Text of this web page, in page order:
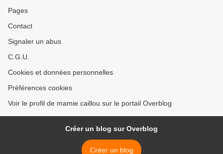
Pages
Contact
Signaler un abus
C.G.U.
Cookies et données personnelles
Préférences cookies
Voir le profil de mamie caillou sur le portail Overblog
Créer un blog sur Overblog
Créer un blog